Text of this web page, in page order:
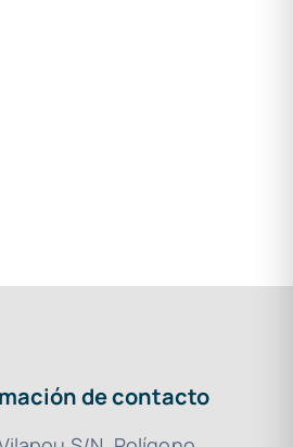
de contacto